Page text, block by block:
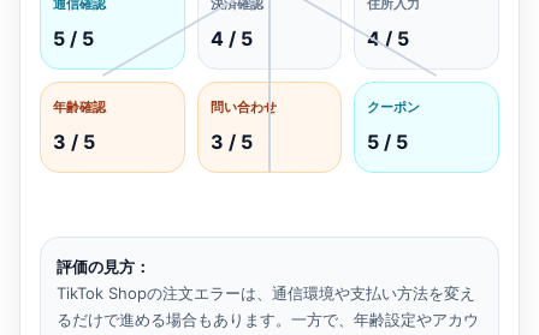
通信確認
5 / 5
決済確認
4 / 5
住所入力
4 / 5
年齢確認
3 / 5
問い合わせ
3 / 5
クーポン
5 / 5
評価の見方：
TikTok Shopの注文エラーは、通信環境や支払い方法を変え
るだけで進める場合もあります。一方で、年齢設定やアカウ